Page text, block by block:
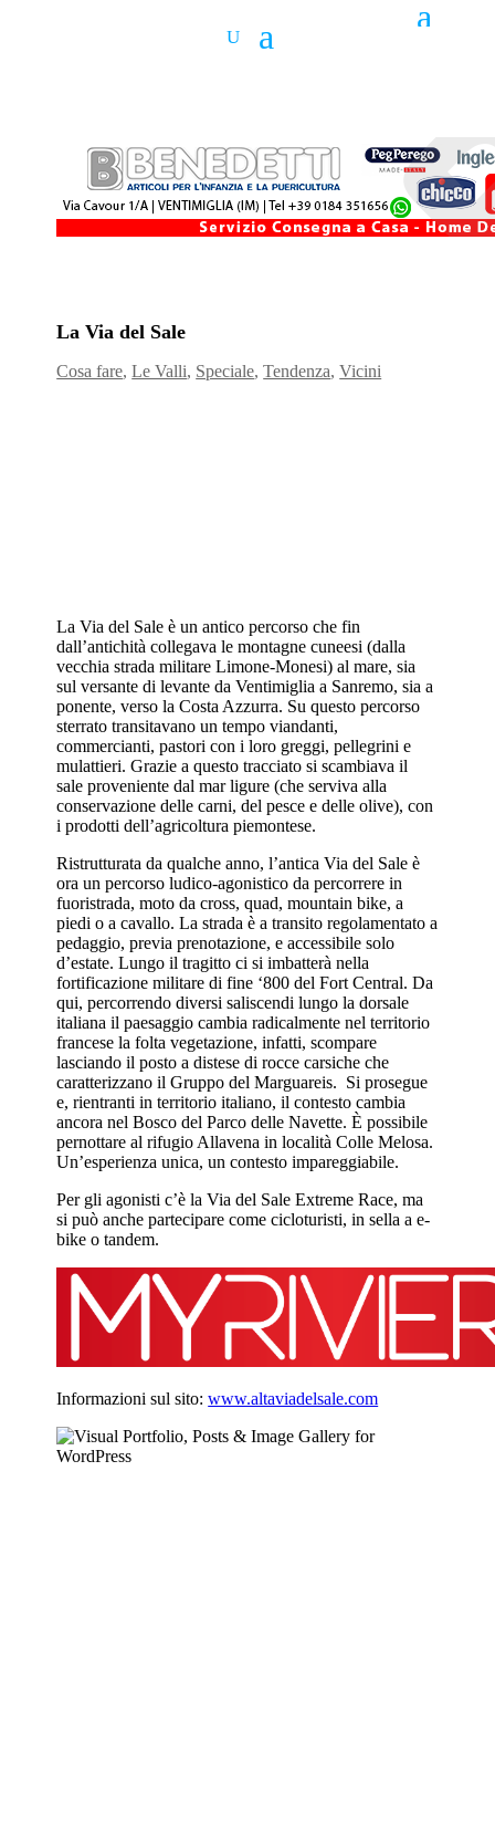
La Via del Sale
Cosa fare,Le Valli, Speciale,Tendenza,Vicini
La Via del Sale è un antico percorso che fin
dall’antichità collegava le montagne cuneesi (dalla
vecchia strada militare Limone-Monesi) al mare, sia
sul versante di levante da Ventimiglia a Sanremo, sia a
ponente, verso la Costa Azzurra. Su questo percorso
sterrato transitavano un tempo viandanti,
commercianti, pastori con i loro greggi, pellegrini e
mulattieri. Grazie a questo tracciato si scambiava il
sale proveniente dal mar ligure (che serviva alla
conservazione delle carni, del pesce e delle olive), con
i prodotti dell’agricoltura piemontese.
Ristrutturata da qualche anno, l’antica Via del Sale è
ora un percorso ludico-agonistico da percorrere in
fuoristrada, moto da cross, quad, mountain bike, a
piedi o a cavallo. La strada è a transito regolamentato a
pedaggio, previa prenotazione, e accessibile solo
d’estate. Lungo il tragitto ci si imbatterà nella
fortificazione militare di fine ‘800 del Fort Central. Da
qui, percorrendo diversi saliscendi lungo la dorsale
italiana il paesaggio cambia radicalmente nel territorio
francese la folta vegetazione, infatti, scompare
lasciando il posto a distese di rocce carsiche che
caratterizzano il Gruppo del Marguareis. Si prosegue
e, rientranti in territorio italiano, il contesto cambia
ancora nel Bosco del Parco delle Navette. È possibile
pernottare al rifugio Allavena in località Colle Melosa.
Un’esperienza unica, un contesto impareggiabile.
Per gli agonisti c’è la Via del Sale Extreme Race, ma
si può anche partecipare come cicloturisti, in sella a e-
bike o tandem.
Informazioni sul sito:www.altaviadelsale.com